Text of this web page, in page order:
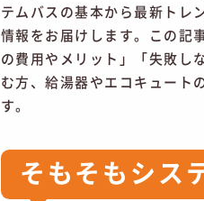
テムバスの基本から最新トレ
情報をお届けします。この記
の費用やメリット」「失敗し
む方、給湯器やエコキュート
す。
そもそもシス